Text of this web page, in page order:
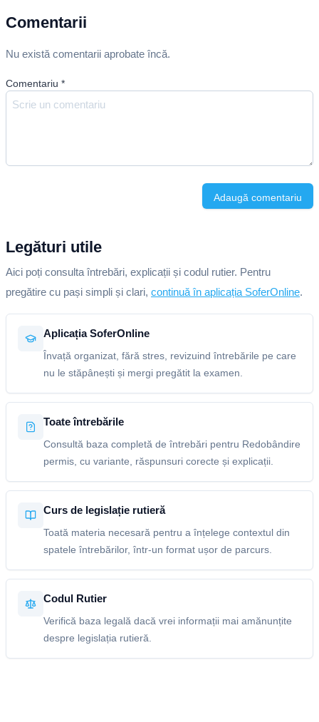
Comentarii
Nu există comentarii aprobate încă.
Comentariu *
Adaugă comentariu
Legături utile
Aici poți consulta întrebări, explicații și codul rutier. Pentru
pregătire cu pași simpli și clari, continuă în aplicația SoferOnline.
Aplicația SoferOnline
Învață organizat, fără stres, revizuind întrebările pe care
nu le stăpânești și mergi pregătit la examen.
Toate întrebările
Consultă baza completă de întrebări pentru Redobândire
permis, cu variante, răspunsuri corecte și explicații.
Curs de legislație rutieră
Toată materia necesară pentru a înțelege contextul din
spatele întrebărilor, într-un format ușor de parcurs.
Codul Rutier
Verifică baza legală dacă vrei informații mai amănunțite
despre legislația rutieră.